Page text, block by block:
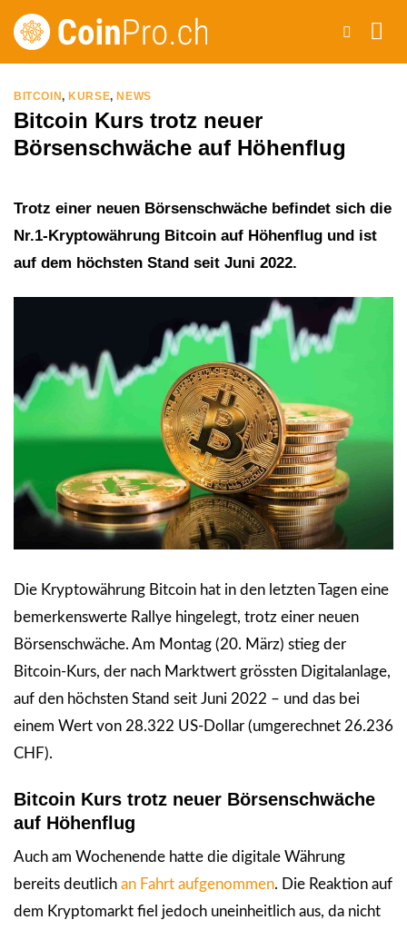
Zum
Inhalt
BITCOIN,KURSE,NEWS
Bitcoin Kurs trotz neuer
Börsenschwäche auf Höhenflug
Trotz einer neuen Börsenschwäche befindet sich die
Nr.1-Kryptowährung Bitcoin auf Höhenflug und ist
auf dem höchsten Stand seit Juni 2022.
Die Kryptowährung Bitcoin hat in den letzten Tagen eine
bemerkenswerte Rallye hingelegt, trotz einer neuen
Börsenschwäche. Am Montag (20. März) stieg der
Bitcoin-Kurs, der nach Marktwert grössten Digitalanlage,
auf den höchsten Stand seit Juni 2022 – und das bei
einem Wert von 28.322 US-Dollar (umgerechnet 26.236
CHF).
Bitcoin Kurs trotz neuer Börsenschwäche
auf Höhenflug
Auch am Wochenende hatte die digitale Währung
bereits deutlich an Fahrt aufgenommen. Die Reaktion auf
dem Kryptomarkt fiel jedoch uneinheitlich aus, da nicht